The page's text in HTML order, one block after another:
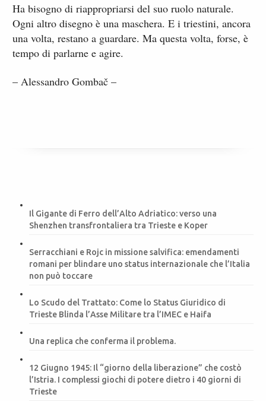
Ha bisogno di riappropriarsi del suo ruolo naturale.
Ogni altro disegno è una maschera. E i triestini, ancora
una volta, restano a guardare. Ma questa volta, forse, è
tempo di parlarne e agire.
– Alessandro Gombač –
Il Gigante di Ferro dell’Alto Adriatico: verso una
Shenzhen transfrontaliera tra Trieste e Koper
Serracchiani e Rojc in missione salvifica: emendamenti
romani per blindare uno status internazionale che l’Italia
non può toccare
Lo Scudo del Trattato: Come lo Status Giuridico di
Trieste Blinda l’Asse Militare tra l’IMEC e Haifa
Una replica che conferma il problema.
12 Giugno 1945: Il “giorno della liberazione” che costò
l’Istria. I complessi giochi di potere dietro i 40 giorni di
Trieste